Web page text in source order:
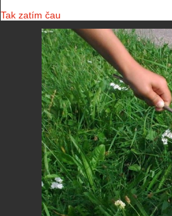
Tak zatím čau